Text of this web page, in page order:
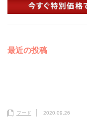
最近の投稿
フード 2020.09.26